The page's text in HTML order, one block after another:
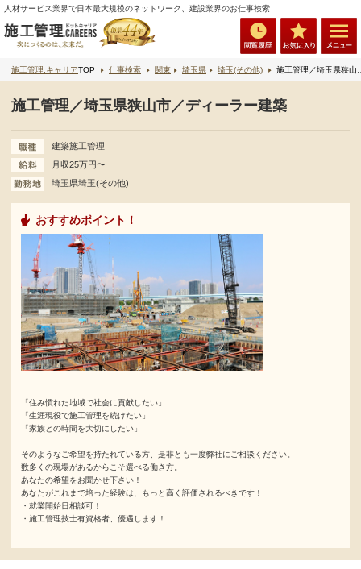
人材サービス業界で日本最大規模のネットワーク、建設業界のお仕事検索
施工管理.キャリアTOP 仕事検索 関東 埼玉県 埼玉(その他) 施工管理／埼玉県狭山市／ディーラー建築
施工管理／埼玉県狭山市／ディーラー建築
建築施工管理
月収25万円〜
埼玉県埼玉(その他)
おすすめポイント！
「住み慣れた地域で社会に貢献したい」
「生涯現役で施工管理を続けたい」
「家族との時間を大切にしたい」
そのようなご希望を持たれている方、是非とも一度弊社にご相談ください。
数多くの現場があるからこそ選べる働き方。
あなたの希望をお聞かせ下さい！
あなたがこれまで培った経験は、もっと高く評価されるべきです！
・就業開始日相談可！
・施工管理技士有資格者、優遇します！